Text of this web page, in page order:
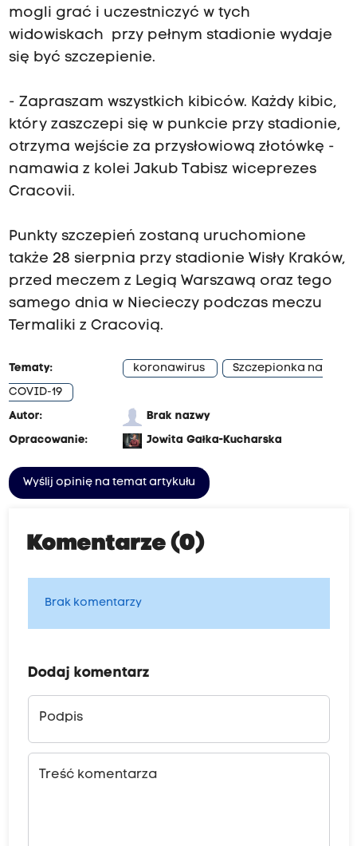
mogli grać i uczestniczyć w tych
widowiskach przy pełnym stadionie wydaje
się być szczepienie.
- Zapraszam wszystkich kibiców. Każdy kibic,
który zaszczepi się w punkcie przy stadionie,
otrzyma wejście za przysłowiową złotówkę -
namawia z kolei Jakub Tabisz wiceprezes
Cracovii.
Punkty szczepień zostaną uruchomione
także 28 sierpnia przy stadionie Wisły Kraków,
przed meczem z Legią Warszawą oraz tego
samego dnia w Niecieczy podczas meczu
Termaliki z Cracovią.
Tematy: koronawirus
Szczepionka na
COVID-19
Autor:
Brak nazwy
Opracowanie:
Jowita Gałka-Kucharska
Wyślij opinię na temat artykułu
Komentarze (0)
Brak komentarzy
Dodaj komentarz
Podpis
Treść komentarza